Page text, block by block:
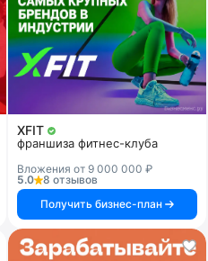
XFIT
франшиза фитнес-клуба
Вложения от 9 000 000 ₽
5.0
8 отзывов
Получить бизнес-план